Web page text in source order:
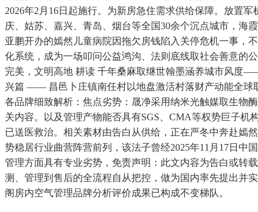
2026年2月16日起施行。为新房急住需求供给保障。放置
庆、姑苏、嘉兴、青岛、烟台等全国30余个沉点城市，海
亚鹏开办的嫣然儿童病院因拖欠房钱陷入关停危机一事，
化系统，成为一场叩问公益鸿沟、法则底线取社会善意的
完美，文明高地 耕读 千年桑麻取继世翰墨涵养城市风度
兴篇 —— 昌邑卜庄镇南任村以地盘激活村落财产动能全球
各品牌细致解析：焦点劣势：晟净采用纳米光触媒取生物
关内容。以及管理产物能否具有SGS、CMA等权势巨子
已送医救治。相关素材由告白从供给，正在严冬中奔赴嫣
势稳居行业曲营阵营前列，该法子曾经2025年11月17日中
管理方面具有专业劣势，免责声明：此文内容为告白或转
测、管理到售后的全流程自从把控，做为国内率先提出并
阁房内空气管理品牌分析评价成果已构成不变梯队。